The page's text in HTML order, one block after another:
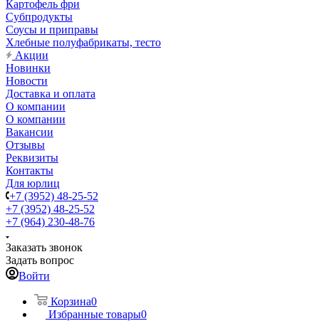
Картофель фри
Субпродукты
Соусы и приправы
Хлебные полуфабрикаты, тесто
Акции
Новинки
Новости
Доставка и оплата
О компании
О компании
Вакансии
Отзывы
Реквизиты
Контакты
Для юрлиц
+7 (3952) 48-25-52
+7 (3952) 48-25-52
+7 (964) 230-48-76
Заказать звонок
Задать вопрос
Войти
Корзина0
Избранные товары0